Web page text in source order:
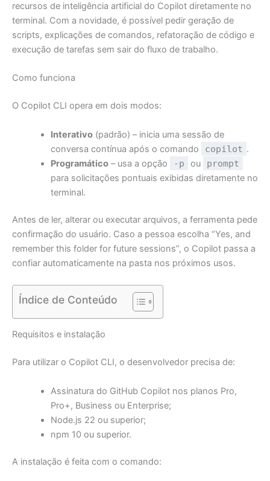
recursos de inteligência artificial do Copilot diretamente no
terminal. Com a novidade, é possível pedir geração de
scripts, explicações de comandos, refatoração de código e
execução de tarefas sem sair do fluxo de trabalho.
Como funciona
O Copilot CLI opera em dois modos:
Interativo(padrão) – inicia uma sessão de
conversa contínua após o comando
copilot .
Programático– usa a opção -p ou prompt
para solicitações pontuais exibidas diretamente no
terminal.
Antes de ler, alterar ou executar arquivos, a ferramenta pede
confirmação do usuário. Caso a pessoa escolha “Yes, and
remember this folder for future sessions”, o Copilot passa a
confiar automaticamente na pasta nos próximos usos.
Índice de Conteúdo
Requisitos e instalação
Para utilizar o Copilot CLI, o desenvolvedor precisa de:
Assinatura do GitHub Copilot nos planos Pro,
Pro+, Business ou Enterprise;
Node.js 22 ou superior;
npm 10 ou superior.
A instalação é feita com o comando: